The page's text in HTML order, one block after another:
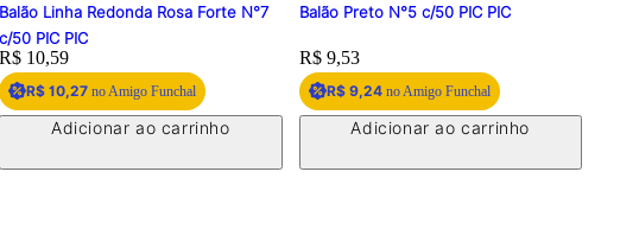
Balão Linha Redonda Rosa Forte N°7
c/50 PIC PIC
Price:
R$ 10,59
R$ 10,27 no Amigo Funchal
Adicionar ao carrinho
Balão Preto N°5 c/50 PIC PIC
Price:
R$ 9,53
R$ 9,24no Amigo Funchal
Adicionar ao carrinho